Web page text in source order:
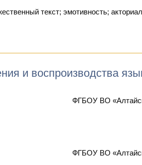
текст; эмотивность;
и воспроизводства
ФГБОУ ВО
ФГБОУ ВО